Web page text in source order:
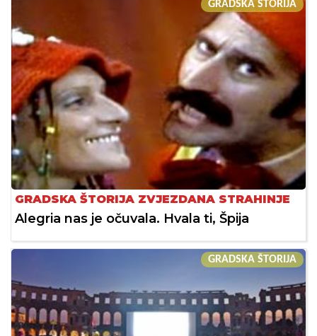
GRADSKA ŠTORIJA
GRADSKA ŠTORIJA ZVJEZDANA STRAHINJE
Alegria nas je očuvala. Hvala ti, Špija
GRADSKA ŠTORIJA